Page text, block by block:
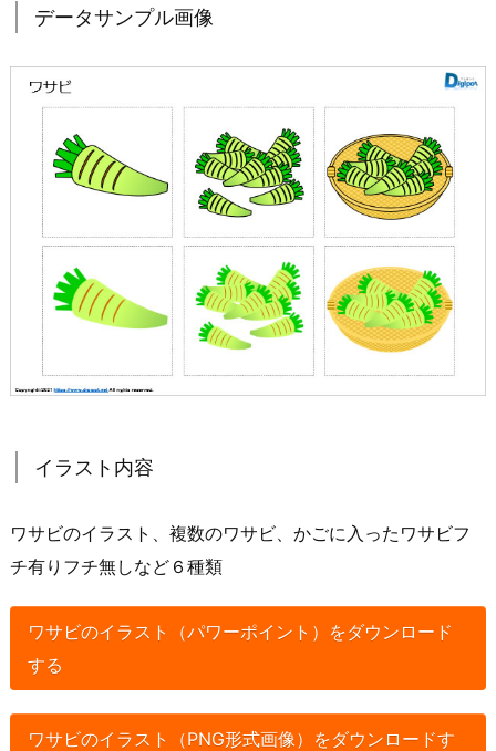
データサンプル画像
イラスト内容
ワサビのイラスト、複数のワサビ、かごに入ったワサビフ
チ有りフチ無しなど６種類
ワサビのイラスト（パワーポイント）をダウンロード
する
ワサビのイラスト（PNG形式画像）をダウンロードす